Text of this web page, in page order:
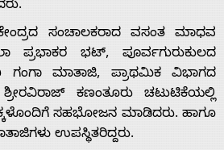
ಸಂಚಾಲಕರಾದ ವಸಂತ ಮಾಧವ
ಪ್ರಭಾಕರ ಭಟ್, ಪೂರ್ವಗುರುಕುಲದ
ಗಂಗಾ ಮಾತಾಜಿ, ಪ್ರಾಥಮಿಕ ವಿಭಾಗದ
ಕಣಂತೂರು ಚಟುಟಿಕೆಯಲ್ಲಿ
ಸಹಭೋಜನ ಮಾಡಿದರು. ಹಾಗೂ
ಉಪಸ್ಥಿತರಿದ್ದರು.